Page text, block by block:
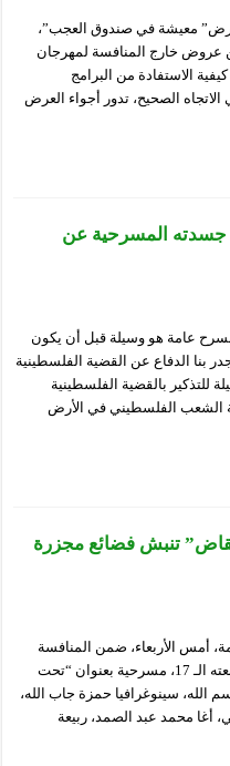
معيشة في صندوق العجب”،
عروض خارج المنافسة لمهرجان
حول كيفية الاستفادة من البرامج
الصحيح، تدور أجواء العرض
جسدته المسرحية عن
عامة هو وسيلة قبل أن يكون
بنا الدفاع عن القضية الفلسطينية
بالقضية الفلسطينية
الشعب الفلسطيني في الأرض
تنبش فضائع مجزرة
أمس الأربعاء، ضمن المنافسة
الرسمية لمهرجان المسرح المحترف في طبعته الـ 17، مسرحية بعنوان “تحت
الله، سينوغرافيا حمزة جاب الله،
أغا محمد عبد الصمد، ربيعة